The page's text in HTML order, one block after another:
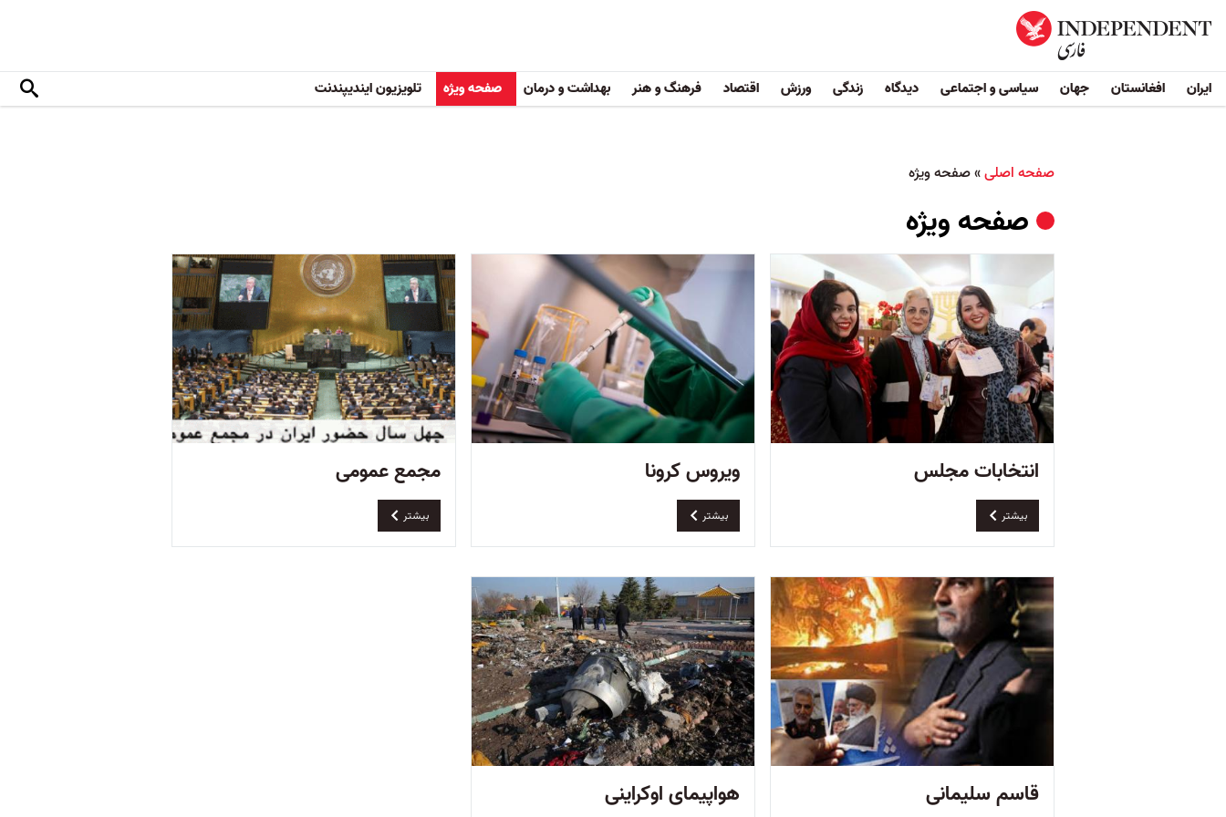
ایران افغانستان جهان سیاسی و اجتماعی دیدگاه زندگی ورزش اقتصاد فرهنگ و هنر بهداشت و درمان صفحه ویژه تلویزیون ایندیپندنت
صفحه اصلی»صفحه ویژه
صفحه ویژه
انتخابات مجلس
بیشتر
ویروس کرونا
بیشتر
مجمع عمومی
بیشتر
قاسم سلیمانی هواپیمای اوکراینی